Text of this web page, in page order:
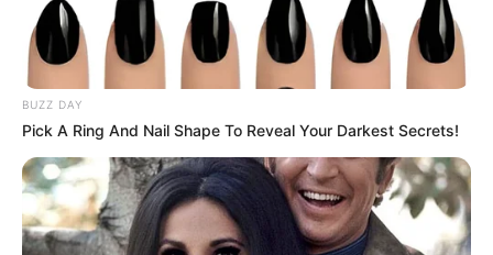
BUZZ DAY
Pick A Ring And Nail Shape To Reveal Your Darkest Secrets!